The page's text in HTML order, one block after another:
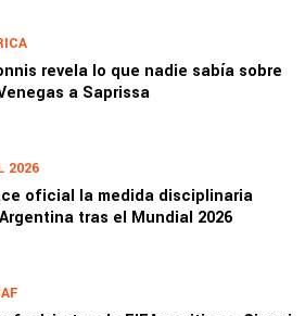
revela lo que nadie sabía sobre
a Saprissa
2026
oficial la medida disciplinaria
tras el Mundial 2026